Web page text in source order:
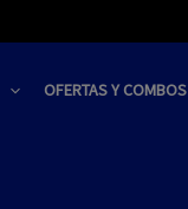
OFERTAS Y COMBOS